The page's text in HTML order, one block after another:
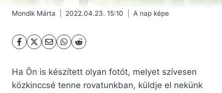
Mondik Márta 2022.04.23. 15:10 A nap képe
Ha Ön is készített olyan fotót, melyet szívesen
közkinccsé tenne rovatunkban, küldje el nekünk